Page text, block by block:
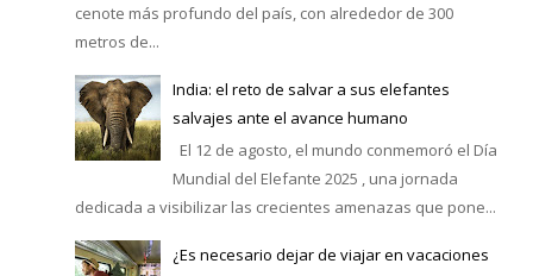
cenote más profundo del país, con alrededor de 300
metros de...
India: el reto de salvar a sus elefantes
salvajes ante el avance humano
El 12 de agosto, el mundo conmemoró el Día
Mundial del Elefante 2025 , una jornada
dedicada a visibilizar las crecientes amenazas que pone...
¿Es necesario dejar de viajar en vacaciones